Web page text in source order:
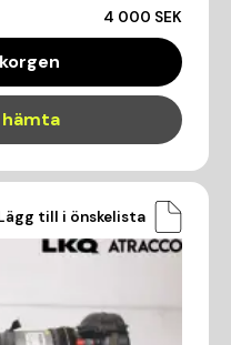
4 000 SEK
till i önskelista